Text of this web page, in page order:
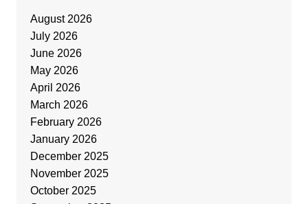
August 2026
July 2026
June 2026
May 2026
April 2026
March 2026
February 2026
January 2026
December 2025
November 2025
October 2025